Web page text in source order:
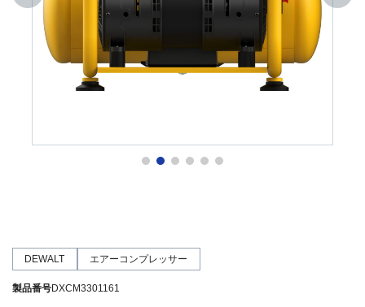
DEWALT エアーコンプレッサー
製品番号DXCM3301161